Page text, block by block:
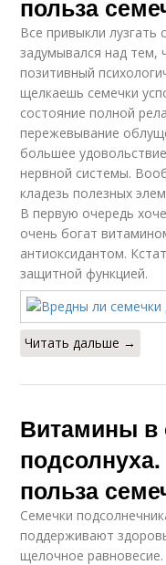
польза
Все привыкли лузгать
задумывался над тем,
позитивный
щелкаешь семечки
состояние полной
пережевывание
большее
нервной системы.
кладезь полезных
В первую очередь
очень богат
антиоксидантом.
защитной функцией.
Читать дальше →
Витамины в
польза
Семечки
поддерживают
щелочное равновесие.